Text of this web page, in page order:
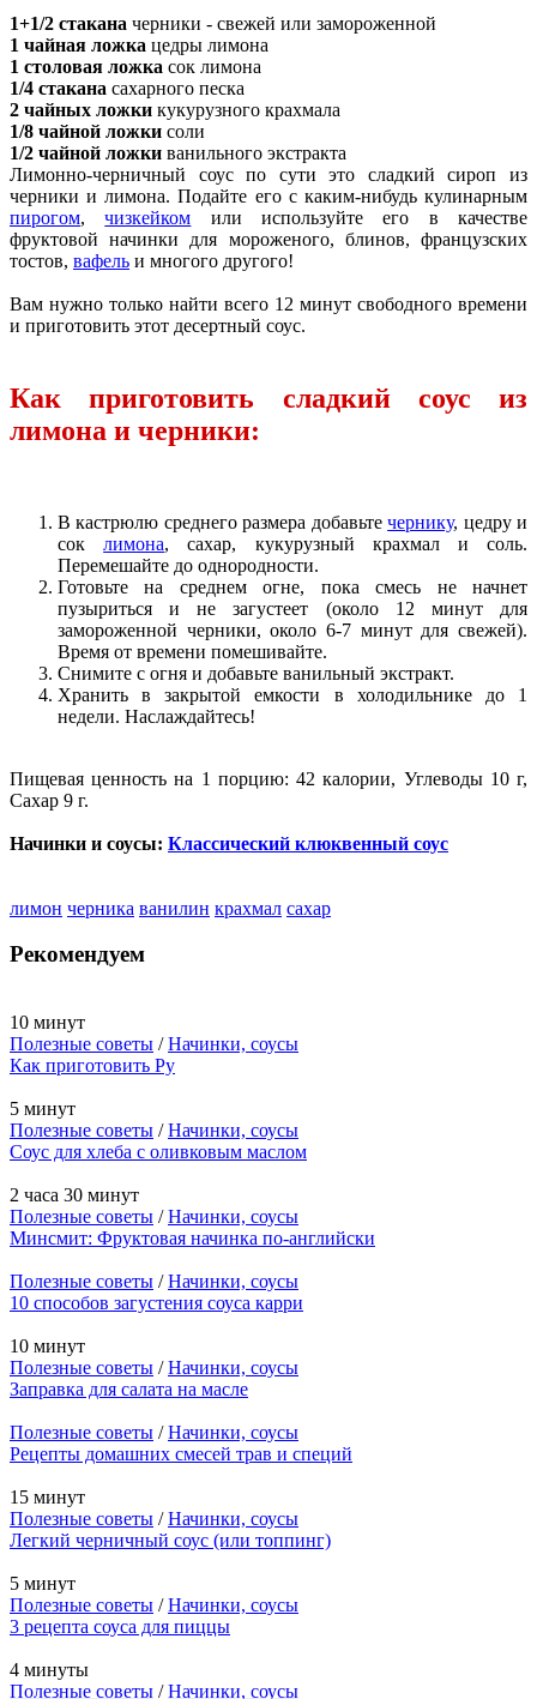
1+1/2 стакана черники - свежей или замороженной
1 чайная ложка цедры лимона
1 столовая ложка сок лимона
1/4 стакана сахарного песка
2 чайных ложки кукурузного крахмала
1/8 чайной ложки соли
1/2 чайной ложки ванильного экстракта
Лимонно-черничный соус по сути это сладкий сироп из
черники и лимона. Подайте его с каким-нибудь кулинарным
пирогом,чизкейком или используйте его в качестве
фруктовой начинки для мороженого, блинов, французских
тостов, вафель и многого другого!
Вам нужно только найти всего 12 минут свободного времени
и приготовить этот десертный соус.
Как приготовить сладкий соус из
лимона и черники:
В кастрюлю среднего размера добавьтечернику, цедру и
соклимона, сахар, кукурузный крахмал и соль.
Перемешайте до однородности.
Готовьте на среднем огне, пока смесь не начнет
пузыриться и не загустеет (около 12 минут для
замороженной черники, около 6-7 минут для свежей).
Время от времени помешивайте.
Снимите с огня и добавьте ванильный экстракт.
Хранить в закрытой емкости в холодильнике до 1
недели. Наслаждайтесь!
Пищевая ценность на 1 порцию: 42 калории, Углеводы 10 г,
Сахар 9 г.
Начинки и соусы: Классический клюквенный соус
лимон черника ванилин крахмал сахар
Рекомендуем
10 минут
Полезные советы /Начинки, соусы
Как приготовить Ру
5 минут
Полезные советы /Начинки, соусы
Соус для хлеба с оливковым маслом
2 часа 30 минут
Полезные советы /Начинки, соусы
Минсмит: Фруктовая начинка по-английски
Полезные советы /Начинки, соусы
10 способов загустения соуса карри
10 минут
Полезные советы /Начинки, соусы
Заправка для салата на масле
Полезные советы /Начинки, соусы
Рецепты домашних смесей трав и специй
15 минут
Полезные советы /Начинки, соусы
Легкий черничный соус (или топпинг)
5 минут
Полезные советы /Начинки, соусы
3 рецепта соуса для пиццы
4 минуты
Полезные советы /Начинки, соусы